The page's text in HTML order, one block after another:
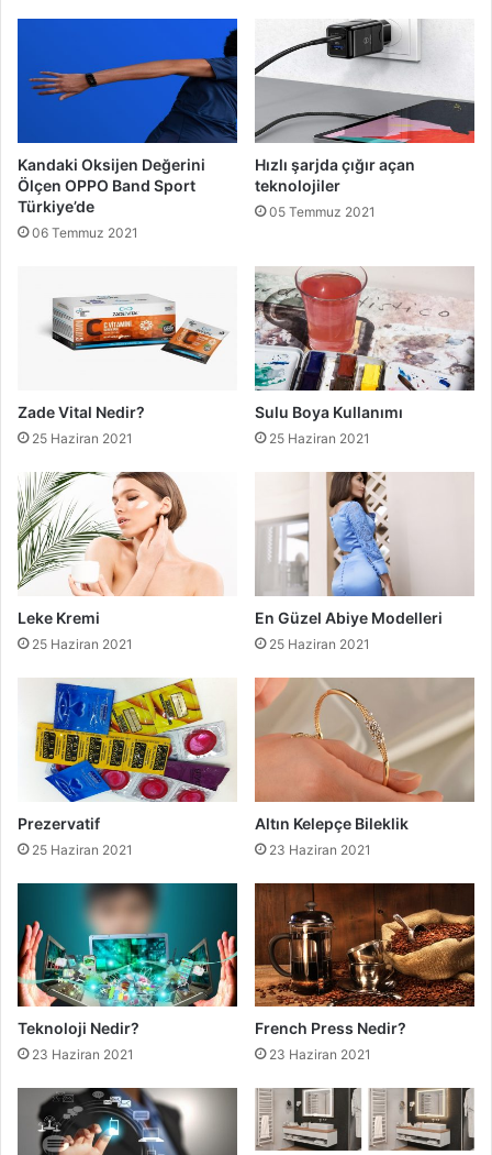
Kandaki Oksijen Değerini
Ölçen OPPO Band Sport
Türkiye’de
06 Temmuz 2021
Hızlı şarjda çığır açan
teknolojiler
05 Temmuz 2021
Zade Vital Nedir?
25 Haziran 2021
Sulu Boya Kullanımı
25 Haziran 2021
Leke Kremi
25 Haziran 2021
En Güzel Abiye Modelleri
25 Haziran 2021
Prezervatif
25 Haziran 2021
Altın Kelepçe Bileklik
23 Haziran 2021
Teknoloji Nedir?
23 Haziran 2021
French Press Nedir?
23 Haziran 2021